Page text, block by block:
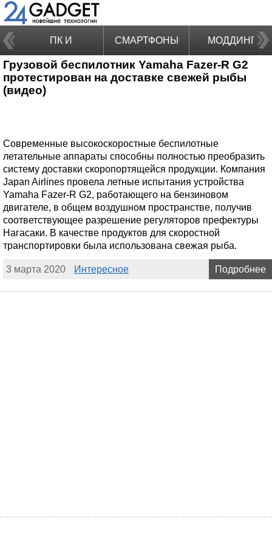
ПК И
НОУТБУКИ
СМАРТФОНЫ МОДДИНГ
Грузовой беспилотник Yamaha Fazer-R G2
протестирован на доставке свежей рыбы
(видео)
Современные высокоскоростные беспилотные
летательные аппараты способны полностью преобразить
систему доставки скоропортящейся продукции. Компания
Japan Airlines провела летные испытания устройства
Yamaha Fazer-R G2, работающего на бензиновом
двигателе, в общем воздушном пространстве, получив
соответствующее разрешение регуляторов префектуры
Нагасаки. В качестве продуктов для скоростной
транспортировки была использована свежая рыба.
3 марта 2020 Интересное Подробнее